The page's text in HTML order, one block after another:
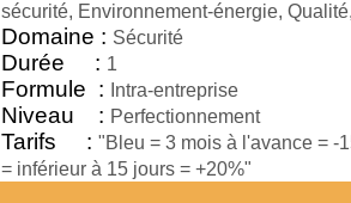
sécurité, Environnement-énergie,
Domaine : Sécurité
Durée : 1
Formule : Intra-entreprise
Niveau : Perfectionnement
Tarifs : "Bleu = 3 mois à l'avance = -
= inférieur à 15 jours = +20%"